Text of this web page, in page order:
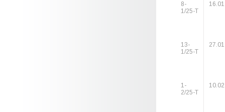
8-
1/25-Т
13-
1/25-Т
1-
2/25-Т